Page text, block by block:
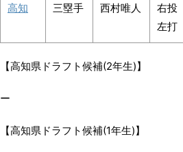
高知 三塁手 西村唯人
右投
左打
【高知県ドラフト候補(2年生)】
ー
【高知県ドラフト候補(1年生)】